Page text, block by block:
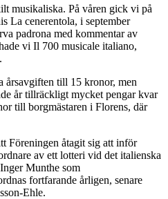
musikaliska. På våren gick vi på
La cenerentola, i september
padrona med kommentar av
vi Il 700 musicale italiano,
årsavgiften till 15 kronor, men
år tillräckligt mycket pengar kvar
till borgmästaren i Florens, där
Föreningen åtagit sig att inför
av ett lotteri vid det italienska
Munthe som
fortfarande årligen, senare
Ehle.